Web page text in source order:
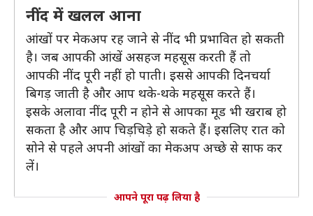
नींद में खलल आना
आंखों पर मेकअप रह जाने से नींद भी प्रभावित हो सकती
है। जब आपकी आंखें असहज महसूस करती हैं तो
आपकी नींद पूरी नहीं हो पाती। इससे आपकी दिनचर्या
बिगड़ जाती है और आप थके-थके महसूस करते हैं।
इसके अलावा नींद पूरी न होने से आपका मूड भी खराब हो
सकता है और आप चिड़चिड़े हो सकते हैं। इसलिए रात को
सोने से पहले अपनी आंखों का मेकअप अच्छे से साफ कर
लें।
आपने पूरा पढ़ लिया है